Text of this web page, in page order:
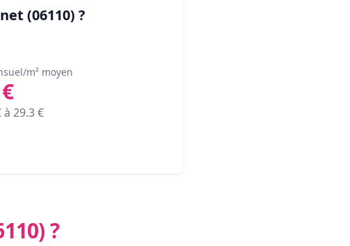
(06110) ?
m² moyen
€
à 29.3€
?